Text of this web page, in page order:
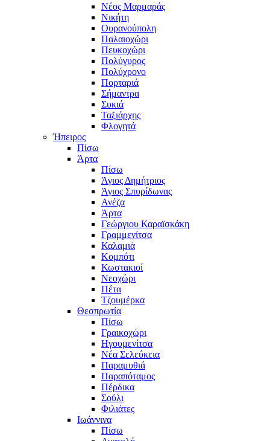
Νέος Μαρμαράς
Νικήτη
Ουρανούπολη
Παλαιοχώρι
Πευκοχώρι
Πολύγυρος
Πολύχρονο
Πορταριά
Σήμαντρα
Συκιά
Ταξιάρχης
Φλογητά
Ήπειρος
Πίσω
Άρτα
Πίσω
Άγιος Δημήτριος
Άγιος Σπυρίδωνας
Ανέζα
Άρτα
Γεώργιου Καραϊσκάκη
Γραμμενίτσα
Καλαμιά
Κομπότι
Κωστακιοί
Νεοχώρι
Πέτα
Τζουμέρκα
Θεσπρωτία
Πίσω
Γραικοχώρι
Ηγουμενίτσα
Νέα Σελεύκεια
Παραμυθιά
Παραπόταμος
Πέρδικα
Σούλι
Φιλιάτες
Ιωάννινα
Πίσω